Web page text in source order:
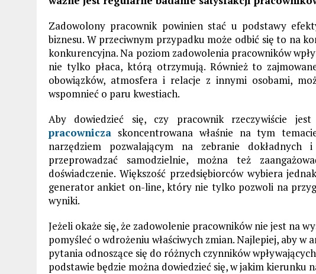
Zadowolony pracownik powinien stać u podstawy
biznesu. W przeciwnym przypadku może odbić się to na
konkurencyjna. Na poziom zadowolenia pracowników
nie tylko płaca, którą otrzymują. Również to
obowiązków, atmosfera i relacje z innymi osobami,
wspomnieć o paru kwestiach.
Aby dowiedzieć się, czy pracownik rzeczywiście
pracownicza skoncentrowana właśnie na tym
narzędziem pozwalającym na zebranie
przeprowadzać samodzielnie, można też
doświadczenie. Większość przedsiębiorców wybiera
generator ankiet on-line, który nie tylko pozwoli na
wyniki.
Jeżeli okaże się, że zadowolenie pracowników nie jest na
pomyśleć o wdrożeniu właściwych zmian. Najlepiej, aby w
pytania odnoszące się do różnych czynników
podstawie będzie można dowiedzieć się, w jakim kierunku